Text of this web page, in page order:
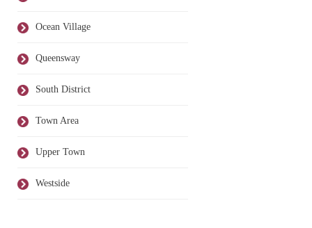
Ocean Village
Queensway
South District
Town Area
Upper Town
Westside